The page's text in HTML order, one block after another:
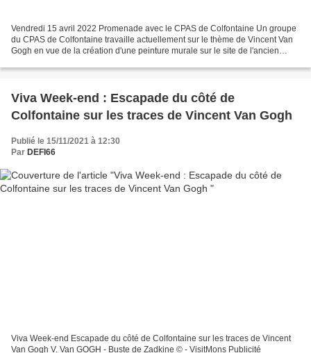
Vendredi 15 avril 2022 Promenade avec le CPAS de Colfontaine Un groupe
du CPAS de Colfontaine travaille actuellement sur le thème de Vincent Van
Gogh en vue de la création d'une peinture murale sur le site de l'ancien
Viva Week-end : Escapade du côté de
Colfontaine sur les traces de Vincent Van Gogh
Publié le 15/11/2021 à 12:30
Par DEFI66
Viva Week-end Escapade du côté de Colfontaine sur les traces de Vincent
Van Gogh V. Van GOGH - Buste de Zadkine © - VisitMons Publicité